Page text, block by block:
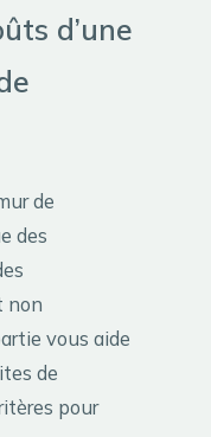
d’une
de
des
non
vous aide
de
pour